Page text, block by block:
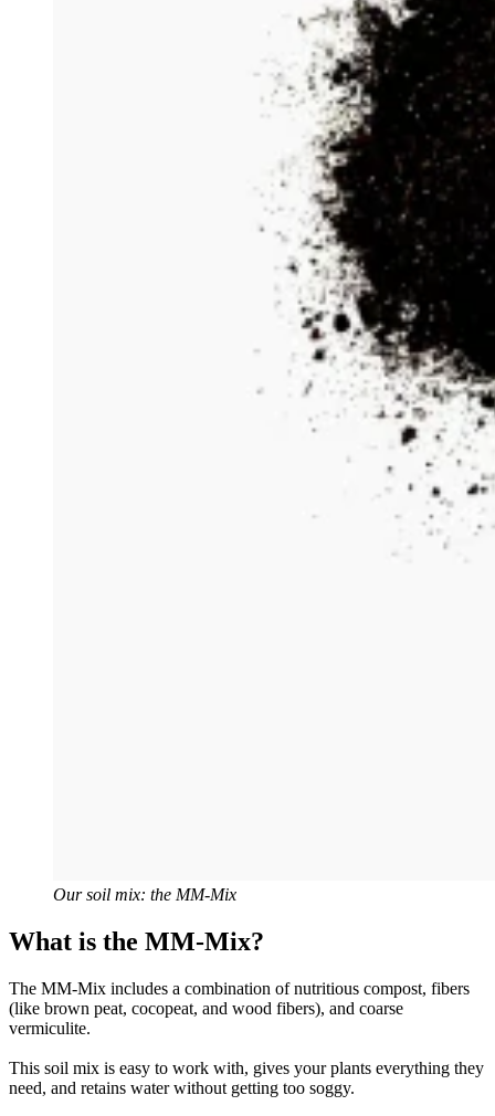
Our soil mix: the MM-Mix
What is the MM-Mix?
The MM-Mix includes a combination of nutritious compost, fibers
(like brown peat, cocopeat, and wood fibers), and coarse
vermiculite.
This soil mix is easy to work with, gives your plants everything they
need, and retains water without getting too soggy.